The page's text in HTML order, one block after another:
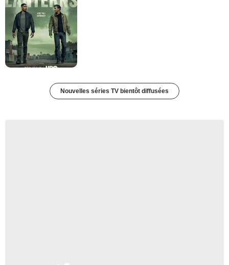
Nouvelles séries TV bientôt diffusées